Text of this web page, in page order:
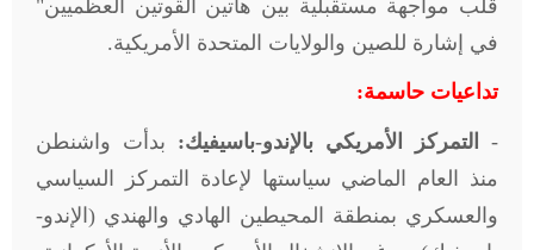
قلب مواجهة مستقبلية بين هاتين القوتين العظميين"
في إشارة للصين والولايات المتحدة الأمريكية.
تداعيات حاسمة:
- التمركز الأمريكي بالإندو-باسيفيك: بدأت واشنطن
منذ العام الماضي سياستها لإعادة التمركز السياسي
والعسكري بمنطقة المحيطين الهادي والهندي (الإندو-